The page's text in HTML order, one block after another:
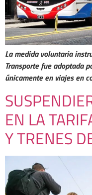
La medida voluntaria
Transporte fue adoptada
únicamente en viajes en
EN LA
Y TRENES